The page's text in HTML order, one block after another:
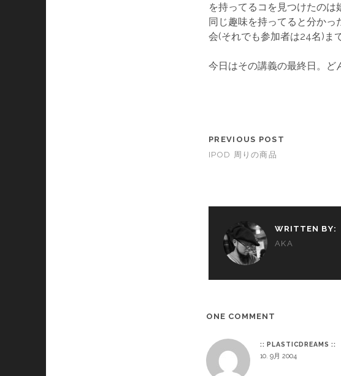
を持ってるコを見つけたのは
同じ趣味を持ってると分か
会(それでも参加者は24名)ま
今日はその講義の最終日。ど
PREVIOUS POST
IPOD 周りの商品
WRITTEN BY:
AKA
ONE COMMENT
:: PLASTICDREAMS ::
10. 9月 2004